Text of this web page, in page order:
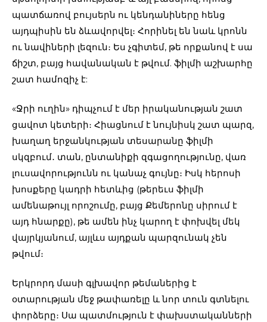
պատճառով բույսերն ու կենդանիները հենց
այդպիսին են ձևավորվել։ Հորինել են նաև կրոնն
ու նավիների լեզուն։ Ես չգիտեմ, թե որքանով է սա
ճիշտ, բայց հավանական է թվում. ֆիլմի աշխարհը
շատ համոզիչ է:
«Ջրի ուղին» դիպչում է մեր իրականության շատ
ցավոտ կետերի։ Հիացնում է նույնիսկ շատ պարզ,
խաղաղ երջանկության տեսարանը ֆիլմի
սկզբում․ տան, ընտանիքի զգացողությունը, վառ
լուսավորությունն ու կանաչ գույնը։ Իսկ հերոսի
խոսքերը կադրի հետևից (թերեւս ֆիլմի
ամենաթույլ որոշումը, բայց Քեմերոնը սիրում է
այդ հնարքը), թե ամեն ինչ կարող է փոխվել մեկ
վայրկյանում, այլևս այդքան պարզունակ չեն
թվում։
Երկրորդ մասի գլխավոր թեմաներից է
օտարության մեջ թափառելը և նոր տուն գտնելու
փորձերը։ Սա պատմություն է փախստականների